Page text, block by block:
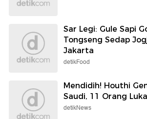
Sar Legi: Gule Sapi
Tongseng Sedap
Jakarta
detikFood
Mendidih! Houthi
Saudi, 11 Orang
detikNews